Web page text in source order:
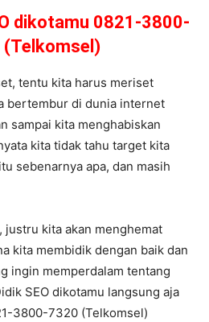
dikotamu 0821-3800-
(Telkomsel)
tentu kita harus meriset
bertembur di dunia internet
sampai kita menghabiskan
kita tidak tahu target kita
sebenarnya apa, dan masih
kita akan menghemat
kita membidik dengan baik dan
ingin memperdalam tentang
SEO dikotamu langsung aja
3800-7320 (Telkomsel)